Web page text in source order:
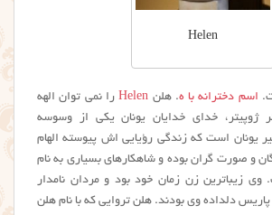
Helen
اسم دخترانه با ه. هلن Helenرا نمی توان الهه
ژوپیتر، خدای خدایان یونان یکی از وسوسه
یونان است که زندگی رؤیایی اش پیوسته الهام
و صورت گران بوده و شاهکارهای بسیاری به نام
وی زیباترین زن زمان خود بود و مردان نامدار
دلداده وی بودند. هلن تروایی که با نام هلن